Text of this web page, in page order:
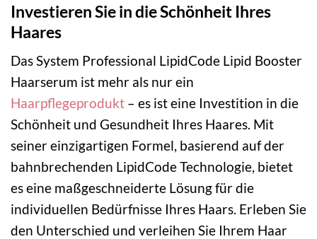
Investieren Sie in die Schönheit Ihres
Haares
Das System Professional LipidCode Lipid Booster
Haarserum ist mehr als nur ein
Haarpflegeprodukt – es ist eine Investition in die
Schönheit und Gesundheit Ihres Haares. Mit
seiner einzigartigen Formel, basierend auf der
bahnbrechenden LipidCode Technologie, bietet
es eine maßgeschneiderte Lösung für die
individuellen Bedürfnisse Ihres Haars. Erleben Sie
den Unterschied und verleihen Sie Ihrem Haar